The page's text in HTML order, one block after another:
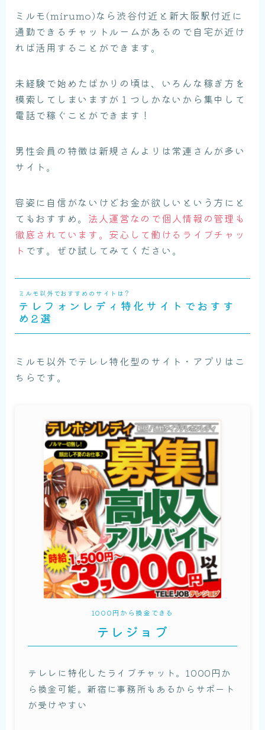
ミルモ(mirumo)なら渋谷付近と新大阪駅付近に
通勤できるチャットルームがあるので自宅が近け
れば活用することができます。
未経験で始めたばかりの頃は、いろんな稼ぎ方を
模索してしまいますが１つしかないから集中して
電話で稼ぐことができます！
男性会員の特徴は新規さんよりは常連さんが多い
サイト。
容姿に自信がないけどお金が欲しいという方にと
てもおすすめ。 法人運営なので個人情報の管理も
徹底されています。安心して働けるライブチャッ
ト です。ぜひ試してみてください。
ミルモ以外でおすすめのサイトは？
テレフォンレディ特化サイトでおすす
め2選
ミルモ以外でテレレ特化型のサイト・アプリはこ
ちらです。
1000円から換金できる
テレジョブ
テレレに特化したライブチャット。1000円か
ら換金可能。新宿に事務所もあるからサポート
が受けやすい